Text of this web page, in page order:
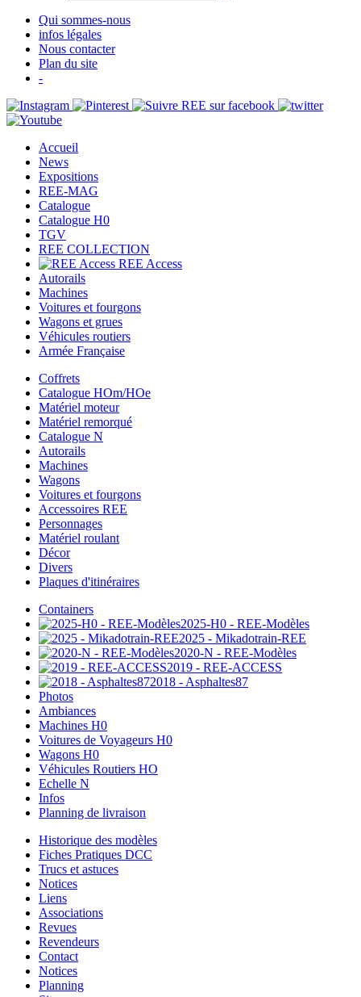
Qui sommes-nous
infos légales
Nous contacter
Plan du site
-
Accueil
News
Expositions
REE-MAG
Catalogue
Catalogue H0
TGV
REE COLLECTION
REE Access
Autorails
Machines
Voitures et fourgons
Wagons et grues
Véhicules routiers
Armée Française
Coffrets
Catalogue HOm/HOe
Matériel moteur
Matériel remorqué
Catalogue N
Autorails
Machines
Wagons
Voitures et fourgons
Accessoires REE
Personnages
Matériel roulant
Décor
Divers
Plaques d'itinéraires
Containers
2025-H0 - REE-Modèles
2025 - Mikadotrain-REE
2020-N - REE-Modèles
2019 - REE-ACCESS
2018 - Asphaltes87
Photos
Ambiances
Machines H0
Voitures de Voyageurs H0
Wagons H0
Véhicules Routiers HO
Echelle N
Infos
Planning de livraison
Historique des modèles
Fiches Pratiques DCC
Trucs et astuces
Notices
Liens
Associations
Revues
Revendeurs
Contact
Notices
Planning